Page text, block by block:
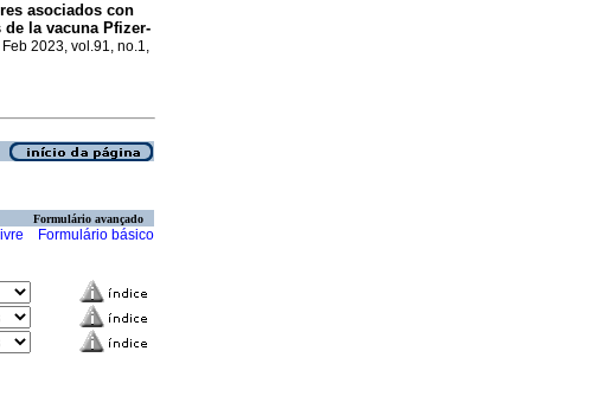
asociados con
la vacuna Pfizer-
Feb 2023, vol.91, no.1,
Formulário avançado
Formulário básico